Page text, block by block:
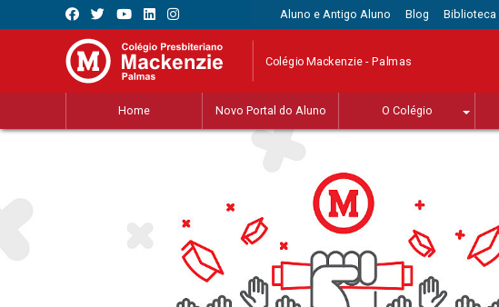
Aluno e Antigo Aluno Blog Biblioteca
Colégio Mackenzie - Palmas
Home Novo Portal do Aluno O Colégio